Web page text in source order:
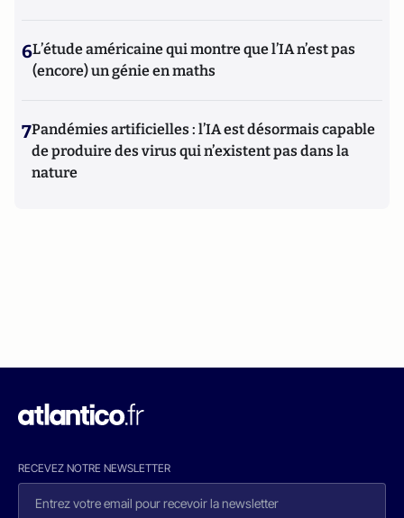
6L’étude américaine qui montre que l’IA n’est pas
(encore) un génie en maths
7Pandémies artificielles : l’IA est désormais capable
de produire des virus qui n’existent pas dans la
nature
RECEVEZ NOTRE NEWSLETTER